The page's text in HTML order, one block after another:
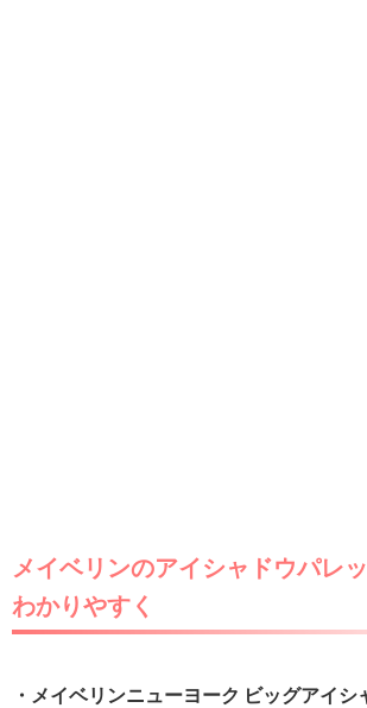
メイベリンのアイシャドウパレ
わかりやすく
・メイベリンニューヨーク ビッグアイ